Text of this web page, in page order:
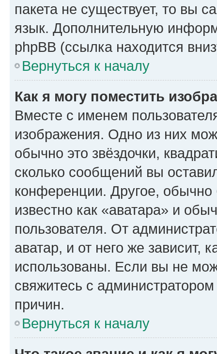
пакета не существует, то вы
язык. Дополнительную
phpBB (ссылка находится
Вернуться к началу
Как я могу поместить
Вместе с именем
изображения. Одно из них
обычно это звёздочки,
сколько сообщений вы
конференции. Другое,
известно как «аватара» и
пользователя. От
аватар, и от него же зависит,
использованы. Если вы не
свяжитесь с
причин.
Вернуться к началу